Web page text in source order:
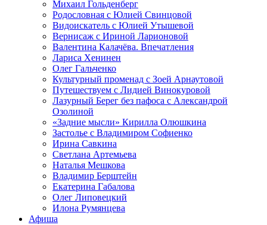
Михаил Гольденберг
Родословная с Юлией Свинцовой
Видоискатель с Юлией Утышевой
Вернисаж с Ириной Ларионовой
Валентина Калачёва. Впечатления
Лариса Хенинен
Олег Гальченко
Культурный променад с Зоей Арнаутовой
Путешествуем с Лидией Винокуровой
Лазурный Берег без пафоса с Александрой
Озолиной
«Задние мысли» Кирилла Олюшкина
Застолье с Владимиром Софиенко
Ирина Савкина
Светлана Артемьева
Наталья Мешкова
Владимир Берштейн
Екатерина Габалова
Олег Липовецкий
Илона Румянцева
Афиша